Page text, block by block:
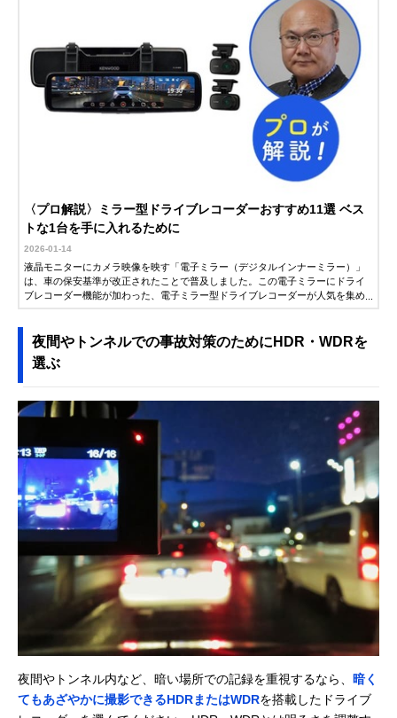
〈プロ解説〉ミラー型ドライブレコーダーおすすめ11選 ベス
トな1台を手に入れるために
2026-01-14
液晶モニターにカメラ映像を映す「電子ミラー（デジタルインナーミラー）」
は、車の保安基準が改正されたことで普及しました。この電子ミラーにドライ
ブレコーダー機能が加わった、電子ミラー型ドライブレコーダーが人気を集め
夜間やトンネルでの事故対策のためにHDR・WDRを
選ぶ
夜間やトンネル内など、暗い場所での記録を重視するなら、 暗く
てもあざやかに撮影できるHDRまたはWDRを搭載したドライブ